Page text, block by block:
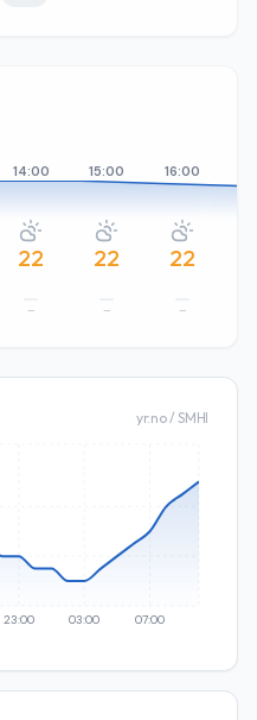
14:00
22
–
15:00
22
–
16:00
22
–
yr.no / SMHI
23:00 03:00 07:00